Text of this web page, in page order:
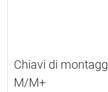
Chiavi di
M/M+